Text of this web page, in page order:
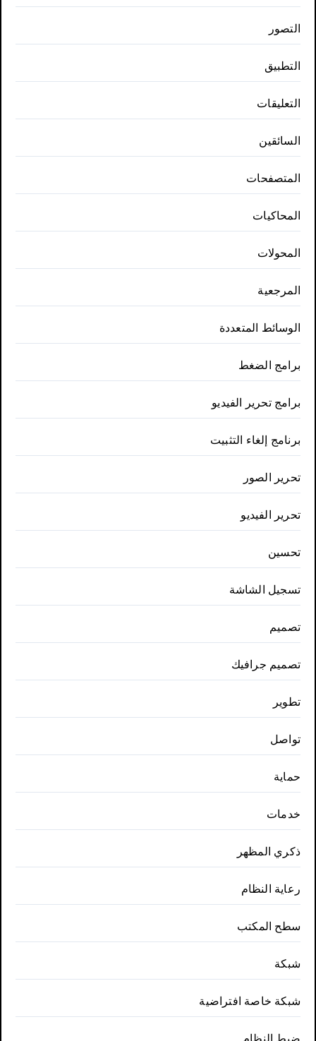
التصور
التطبيق
التعليقات
السائقين
المتصفحات
المحاكيات
المحولات
المرجعية
الوسائط المتعددة
برامج الضغط
برامج تحرير الفيديو
برنامج إلغاء التثبيت
تحرير الصور
تحرير الفيديو
تحسين
تسجيل الشاشة
تصميم
تصميم جرافيك
تطوير
تواصل
حماية
خدمات
ذكري المظهر
رعاية النظام
سطح المكتب
شبكة
شبكة خاصة افتراضية